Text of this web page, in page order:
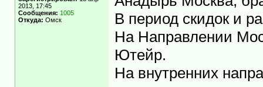
2013, 17:45
Сообщения: 1005
Откуда: Омск
В период скидок и
На Направлении
Ютейр.
На внутренних